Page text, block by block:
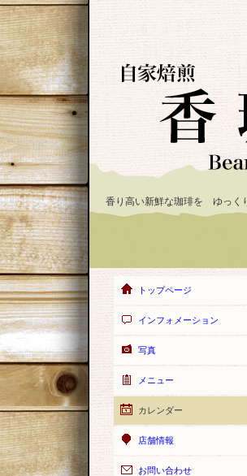
香り高い新鮮な珈琲を ゆっく
トップページ
インフォメーション
写真
メニュー
カレンダー
店舗情報
お問い合わせ